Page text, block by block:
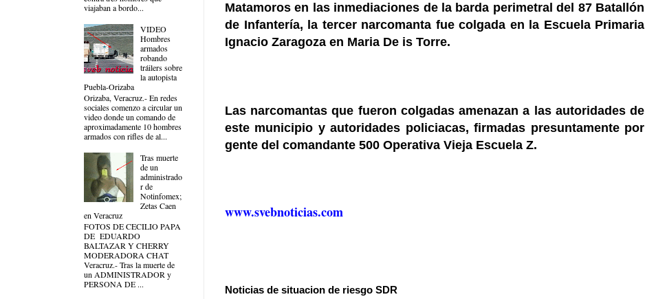
Matamoros en las inmediaciones de la barda perimetral del 87 Batallón
de Infantería, la tercer narcomanta fue colgada en la Escuela Primaria
Ignacio Zaragoza en Maria De is Torre.
Las narcomantas que fueron colgadas amenazan a las autoridades de
este municipio y autoridades policiacas, firmadas presuntamente por
gente del comandante 500 Operativa Vieja Escuela Z.
www.svebnoticias.com
Noticias de situacion de riesgo SDR
viajaban a bordo...
VIDEO
Hombres
armados
robando
tráilers sobre
la autopista
Puebla-Orizaba
Orizaba, Veracruz.- En redes
sociales comenzo a circular un
video donde un comando de
aproximadamente 10 hombres
armados con rifles de al...
Tras muerte
de un
administrado
r de
Notinfomex;
Zetas Caen
en Veracruz
FOTOS DE CECILIO PAPA
DE EDUARDO
BALTAZAR Y CHERRY
MODERADORA CHAT
Veracruz.- Tras la muerte de
un ADMINISTRADOR y
PERSONA DE ...